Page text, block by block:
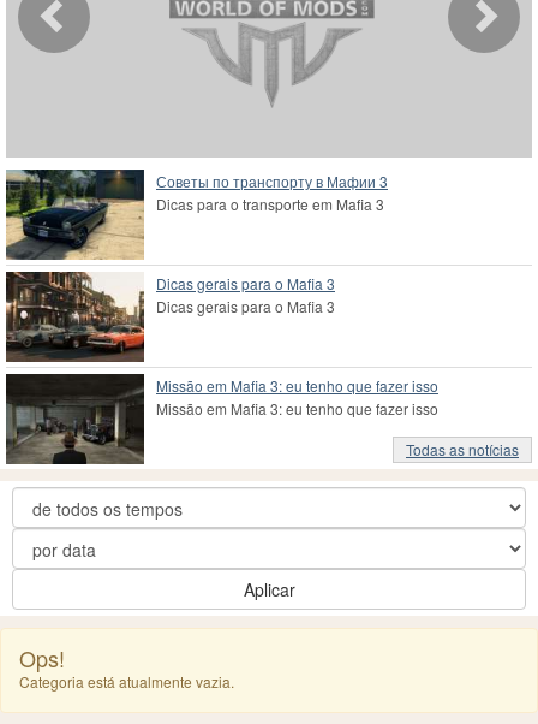
Todas as notícias
Советы по транспорту в Мафии 3
Dicas para o transporte em Mafia 3
Dicas gerais para o Mafia 3
Dicas gerais para o Mafia 3
Missão em Mafia 3: eu tenho que fazer isso
Missão em Mafia 3: eu tenho que fazer isso
Aplicar
Ops!
Categoria está atualmente vazia.